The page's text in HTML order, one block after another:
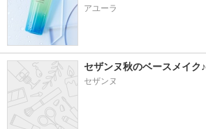
5.1
レノアオードリュク
スアロマジュエル
イノセントビジュの
香り
レノア
5.5
ボタニカル 柔軟剤
アユーラ
セザンヌ秋のベースメイク♪
セザンヌ